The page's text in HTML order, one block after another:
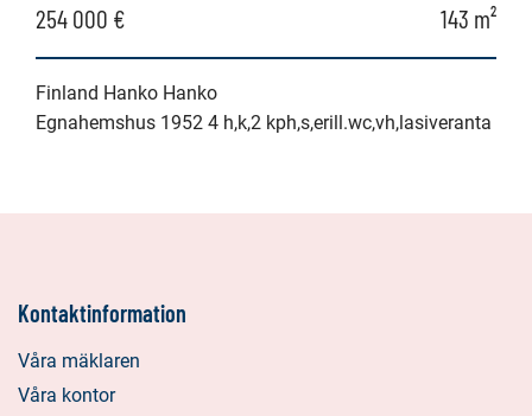
254 000 € 143 m²
Finland Hanko Hanko
Egnahemshus 1952 4 h,k,2 kph,s,erill.wc,vh,lasiveranta
Kontaktinformation
Våra mäklaren
Våra kontor